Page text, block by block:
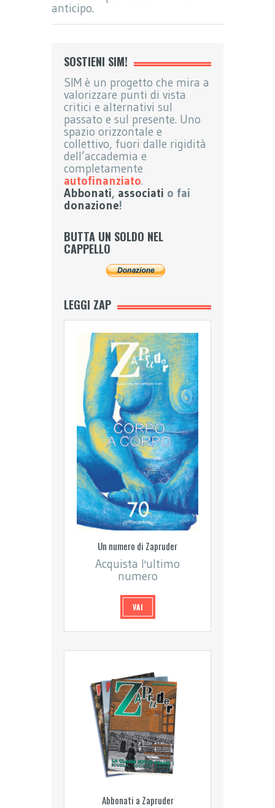
anticipo.
SOSTIENI SIM!
SIM è un progetto che mira a
valorizzare punti di vista
critici e alternativi sul
passato e sul presente. Uno
spazio orizzontale e
collettivo, fuori dalle rigidità
dell’accademia e
completamente
autofinanziato.
Abbonati, associati o fai
donazione!
BUTTA UN SOLDO NEL
CAPPELLO
LEGGI ZAP
Un numero di Zapruder
Acquista l'ultimo
numero
VAI
Abbonati a Zapruder